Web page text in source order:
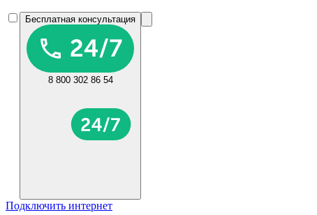
Бесплатная консультация
8 800 302 86 54
Подключить интернет